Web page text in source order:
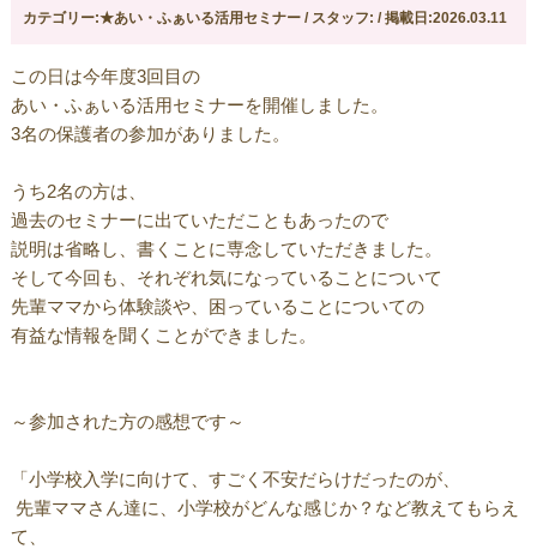
カテゴリー:★あい・ふぁいる活用セミナー / スタッフ: / 掲載日:2026.03.11
この日は今年度3回目の
あい・ふぁいる活用セミナーを開催しました。
3名の保護者の参加がありました。
うち2名の方は、
過去のセミナーに出ていただこともあったので
説明は省略し、書くことに専念していただきました。
そして今回も、それぞれ気になっていることについて
先輩ママから体験談や、困っていることについての
有益な情報を聞くことができました。
～参加された方の感想です～
「小学校入学に向けて、すごく不安だらけだったのが、
先輩ママさん達に、小学校がどんな感じか？など教えてもらえ
て、